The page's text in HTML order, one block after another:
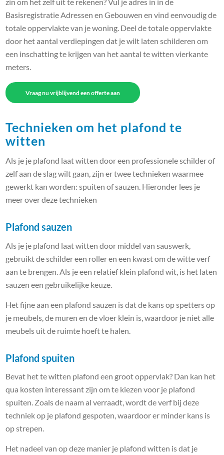
Basisregistratie Adressen en Gebouwen en vind eenvoudig de
totale oppervlakte van je woning. Deel de totale oppervlakte
door het aantal verdiepingen dat je wilt laten schilderen om
een inschatting te krijgen van het aantal te witten vierkante
meters.
Vraag nu vrijblijvend een offerte aan
Technieken om het plafond te
witten
Als je je plafond laat witten door een professionele schilder of
zelf aan de slag wilt gaan, zijn er twee technieken waarmee
gewerkt kan worden: spuiten of sauzen. Hieronder lees je
meer over deze technieken
Plafond sauzen
Als je je plafond laat witten door middel van sauswerk,
gebruikt de schilder een roller en een kwast om de witte verf
aan te brengen. Als je een relatief klein plafond wit, is het laten
sauzen een gebruikelijke keuze.
Het fijne aan een plafond sauzen is dat de kans op spetters op
je meubels, de muren en de vloer klein is, waardoor je niet alle
meubels uit de ruimte hoeft te halen.
Plafond spuiten
Bevat het te witten plafond een groot oppervlak? Dan kan het
qua kosten interessant zijn om te kiezen voor je plafond
spuiten. Zoals de naam al verraadt, wordt de verf bij deze
techniek op je plafond gespoten, waardoor er minder kans is
op strepen.
Het nadeel van op deze manier je plafond witten is dat je